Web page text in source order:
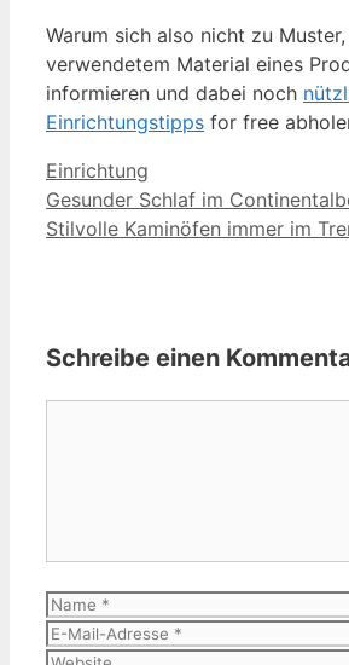
Warum sich also nicht zu
verwendetem Material eines
informieren und dabei noch
Einrichtungstipps for free
Kategorien
Einrichtung
Gesunder Schlaf im
Stilvolle Kaminöfen immer im
Schreibe einen
Name